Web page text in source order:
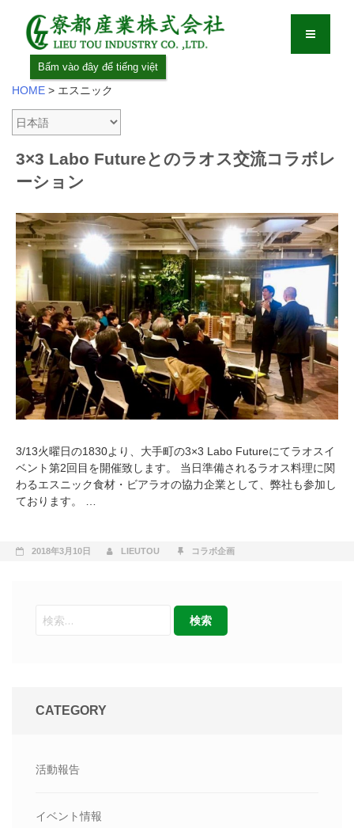
Bấm vào đây để tiếng việt
HOME > エスニック
3×3 Labo Futureとのラオス交流コラボレ
ーション
3/13火曜日の1830より、大手町の3×3 Labo Futureにてラオスイ
ベント第2回目を開催致します。 当日準備されるラオス料理に関
わるエスニック食材・ビアラオの協力企業として、弊社も参加し
ております。 …
2018年3月10日 LIEUTOU コラボ企画
CATEGORY
活動報告
イベント情報